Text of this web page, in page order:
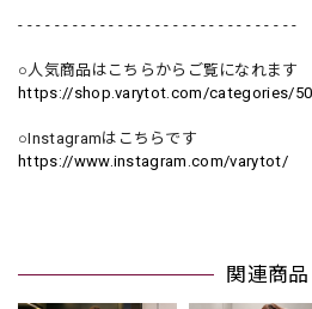
- - - - - - - - - - - - - - - - - - - - - - - - - - - - - - -
○人気商品はこちらからご覧になれます
https://shop.varytot.com/categories/
○Instagramはこちらです
https://www.instagram.com/varytot/
関連商品